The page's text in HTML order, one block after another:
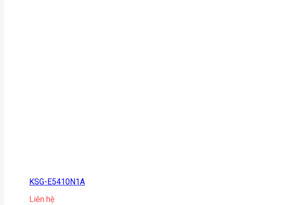
KSG-E5410N1A
Liên hệ